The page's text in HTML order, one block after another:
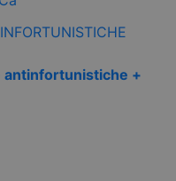
antinfortunistiche +